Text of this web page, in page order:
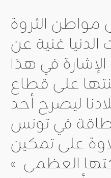
الثروة
الدنيا غنية عن
في هذا
على قطاع
ليصرح أحد
في تونس
على تمكين
العظمى »